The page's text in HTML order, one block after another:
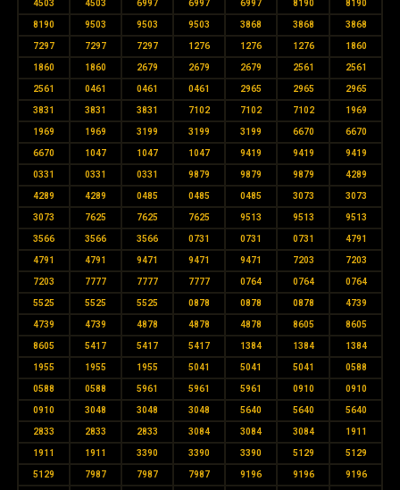
4503 4503 6997 6997 6997 8190 8190
8190 9503 9503 9503 3868 3868 3868
7297 7297 7297 1276 1276 1276 1860
1860 1860 2679 2679 2679 2561 2561
2561 0461 0461 0461 2965 2965 2965
3831 3831 3831 7102 7102 7102 1969
1969 1969 3199 3199 3199 6670 6670
6670 1047 1047 1047 9419 9419 9419
0331 0331 0331 9879 9879 9879 4289
4289 4289 0485 0485 0485 3073 3073
3073 7625 7625 7625 9513 9513 9513
3566 3566 3566 0731 0731 0731 4791
4791 4791 9471 9471 9471 7203 7203
7203 7777 7777 7777 0764 0764 0764
5525 5525 5525 0878 0878 0878 4739
4739 4739 4878 4878 4878 8605 8605
8605 5417 5417 5417 1384 1384 1384
1955 1955 1955 5041 5041 5041 0588
0588 0588 5961 5961 5961 0910 0910
0910 3048 3048 3048 5640 5640 5640
2833 2833 2833 3084 3084 3084 1911
1911 1911 3390 3390 3390 5129 5129
5129 7987 7987 7987 9196 9196 9196